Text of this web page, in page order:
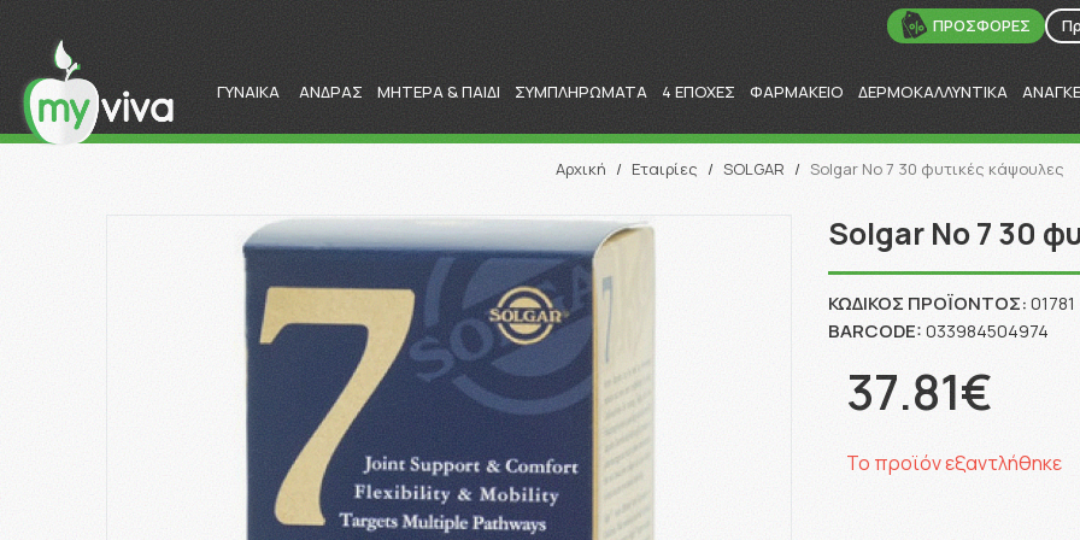
ΠΡΟΣΦΟΡΕΣ
ΓΥΝΑΙΚΑ ΑΝΔΡΑΣ ΜΗΤΕΡΑ & ΠΑΙΔΙ ΣΥΜΠΛΗΡΩΜΑΤΑ 4 ΕΠΟΧΕΣ ΦΑΡΜΑΚΕΙΟ ΔΕΡΜΟΚΑΛΛΥΝΤΙΚΑ
Αναζήτηση
Αρχική / Εταιρίες / SOLGAR / Solgar No 7 30 φυτικές κάψουλες
Solgar No 7 30
ΚΩΔΙΚΌΣ ΠΡΟΪΌΝΤΟΣ: 01781
BARCODE: 033984504974
37.81€
Το προϊόν εξαντλήθηκε